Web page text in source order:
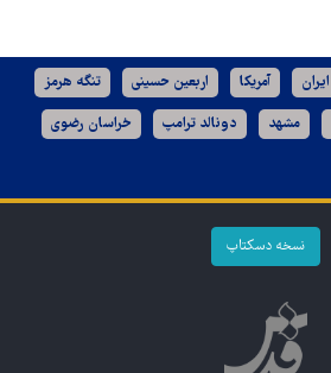
ایران آمریکا اربعین حسینی تنگه هرمز
مشهد دونالد ترامپ خراسان رضوی
نسخه دسکتاپ